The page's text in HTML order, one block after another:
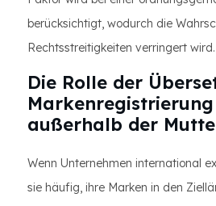
berücksichtigt, wodurch die
Rechtsstreitigkeiten verringert wird.
Die Rolle der
außerhalb der
Wenn Unternehmen international
sie häufig, ihre Marken in den